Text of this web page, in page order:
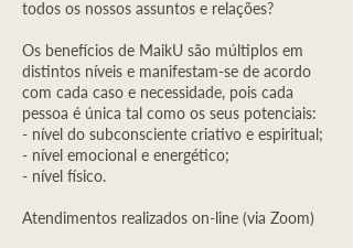
todos os nossos assuntos e relações?
Os benefícios de MaikU são múltiplos em
distintos níveis e manifestam-se de acordo
com cada caso e necessidade, pois cada
pessoa é única tal como os seus potenciais:
- nível do subconsciente criativo e espiritual;
- nível emocional e energético;
- nível físico.
​Atendimentos realizados on-line (via Zoom)